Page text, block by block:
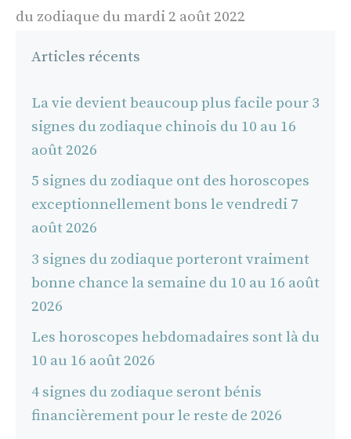
du zodiaque du mardi 2 août 2022
Articles récents
La vie devient beaucoup plus facile pour 3
signes du zodiaque chinois du 10 au 16
août 2026
5 signes du zodiaque ont des horoscopes
exceptionnellement bons le vendredi 7
août 2026
3 signes du zodiaque porteront vraiment
bonne chance la semaine du 10 au 16 août
2026
Les horoscopes hebdomadaires sont là du
10 au 16 août 2026
4 signes du zodiaque seront bénis
financièrement pour le reste de 2026